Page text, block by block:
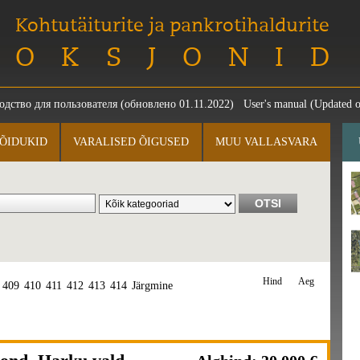
Kohtutäiturite ja pankrotihaldurite
OKSJONID
для пользователя(обновлено 01.11.2022) User's manual(Updated
VARALISED ÕIGUSED MUU VALLASVARA
409 410 411 412 413 414 Järgmine Aeg
Hind